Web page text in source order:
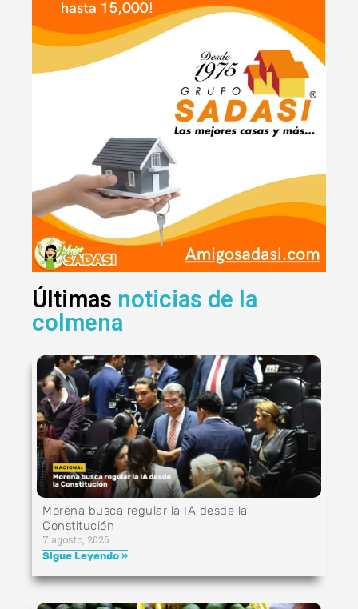
Últimas noticias de la
colmena
Morena busca regular la IA desde la
Constitución
7 agosto, 2026
Sigue Leyendo »